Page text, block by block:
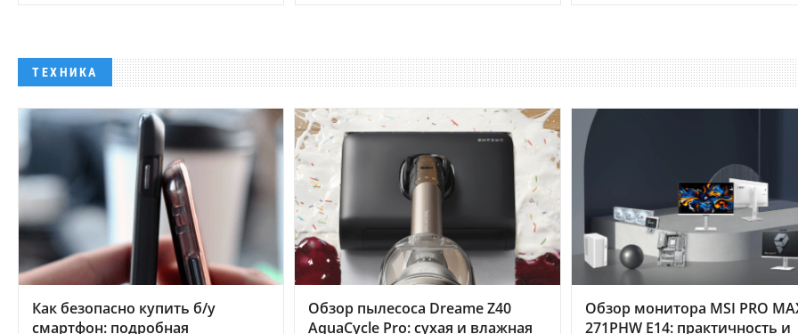
ТЕХНИКА
Как безопасно купить б/у
смартфон: подробная
Обзор пылесоса Dreame Z40
AquaCycle Pro: сухая и влажная
Обзор монитора MSI PRO
271PHW E14: практичность и